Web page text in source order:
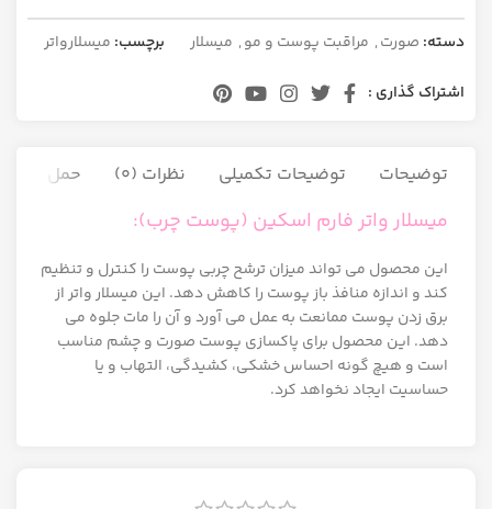
دسته: صورت, مراقبت پوست و مو, میسلار برچسب: میسلارواتر
اشتراک گذاری :
توضیحات توضیحات تکمیلی نظرات (0) حمل و نقل
میسلار واتر فارم اسکین (پوست چرب):
این محصول می تواند میزان ترشح چربی پوست را کنترل و تنظیم
کند و اندازه منافذ باز پوست را کاهش دهد. این میسلار واتر از
برق زدن پوست ممانعت به عمل می آورد و آن را مات جلوه می
دهد. این محصول برای پاکسازی پوست صورت و چشم مناسب
است و هیچ گونه احساس خشکی، کشیدگی، التهاب و یا
حساسیت ایجاد نخواهد کرد.